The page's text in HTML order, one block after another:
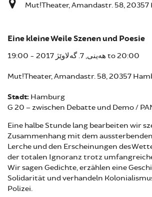
Mut!Theater, Amandastr. 58,
Eine kleine Weile Szenen und Poesie
هەینی, 7. گەلاوێژ 2017 - 19:00 to20:00
Mut!Theater, Amandastr. 58, 20357
Stadt: Hamburg
G 20 – zwischen Debatte und Demo /
Eine halbe Stunde lang bearbeiten wir
Zusammenhang mit dem
Lerche und den Erscheinungen des
der totalen Ignoranz trotz
Wir sagen Gedichte, erzählen eine
Solidarität und verhandeln
Polizei.